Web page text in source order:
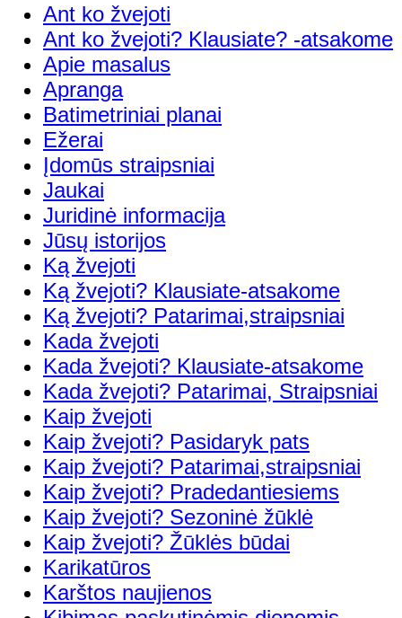
Ant ko žvejoti
Ant ko žvejoti? Klausiate? -atsakome
Apie masalus
Apranga
Batimetriniai planai
Ežerai
Įdomūs straipsniai
Jaukai
Juridinė informacija
Jūsų istorijos
Ką žvejoti
Ką žvejoti? Klausiate-atsakome
Ką žvejoti? Patarimai,straipsniai
Kada žvejoti
Kada žvejoti? Klausiate-atsakome
Kada žvejoti? Patarimai, Straipsniai
Kaip žvejoti
Kaip žvejoti? Pasidaryk pats
Kaip žvejoti? Patarimai,straipsniai
Kaip žvejoti? Pradedantiesiems
Kaip žvejoti? Sezoninė žūklė
Kaip žvejoti? Žūklės būdai
Karikatūros
Karštos naujienos